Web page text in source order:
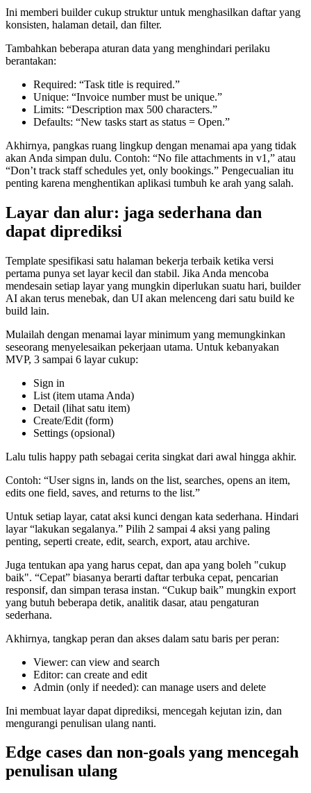
Ini memberi builder cukup struktur untuk menghasilkan daftar yang
konsisten, halaman detail, dan filter.
Tambahkan beberapa aturan data yang menghindari perilaku
berantakan:
Required: “Task title is required.”
Unique: “Invoice number must be unique.”
Limits: “Description max 500 characters.”
Defaults: “New tasks start as status = Open.”
Akhirnya, pangkas ruang lingkup dengan menamai apa yang tidak
akan Anda simpan dulu. Contoh: “No file attachments in v1,” atau
“Don’t track staff schedules yet, only bookings.” Pengecualian itu
penting karena menghentikan aplikasi tumbuh ke arah yang salah.
Layar dan alur: jaga sederhana dan
dapat diprediksi
Template spesifikasi satu halaman bekerja terbaik ketika versi
pertama punya set layar kecil dan stabil. Jika Anda mencoba
mendesain setiap layar yang mungkin diperlukan suatu hari, builder
AI akan terus menebak, dan UI akan melenceng dari satu build ke
build lain.
Mulailah dengan menamai layar minimum yang memungkinkan
seseorang menyelesaikan pekerjaan utama. Untuk kebanyakan
MVP, 3 sampai 6 layar cukup:
Sign in
List (item utama Anda)
Detail (lihat satu item)
Create/Edit (form)
Settings (opsional)
Lalu tulis happy path sebagai cerita singkat dari awal hingga akhir.
Contoh: “User signs in, lands on the list, searches, opens an item,
edits one field, saves, and returns to the list.”
Untuk setiap layar, catat aksi kunci dengan kata sederhana. Hindari
layar “lakukan segalanya.” Pilih 2 sampai 4 aksi yang paling
penting, seperti create, edit, search, export, atau archive.
Juga tentukan apa yang harus cepat, dan apa yang boleh "cukup
baik". “Cepat” biasanya berarti daftar terbuka cepat, pencarian
responsif, dan simpan terasa instan. “Cukup baik” mungkin export
yang butuh beberapa detik, analitik dasar, atau pengaturan
sederhana.
Akhirnya, tangkap peran dan akses dalam satu baris per peran:
Viewer: can view and search
Editor: can create and edit
Admin (only if needed): can manage users and delete
Ini membuat layar dapat diprediksi, mencegah kejutan izin, dan
mengurangi penulisan ulang nanti.
Edge cases dan non-goals yang mencegah
penulisan ulang